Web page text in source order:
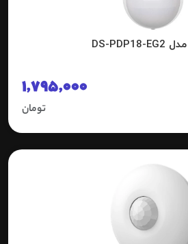
1,795,000
تومان